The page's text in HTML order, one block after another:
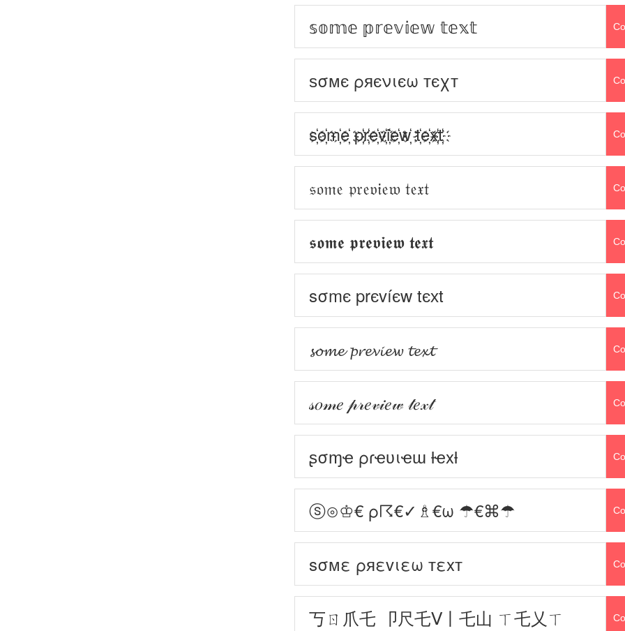
𝕤𝕠𝕞𝕖 𝕡𝕣𝕖𝕧𝕚𝕖𝕨 𝕥𝕖𝕩𝕥
ѕσмє ρяєνιєω тєχт
s҉o҉m҉e҉ p҉r҉e҉v҉i҉e҉w҉ t҉e҉x҉t҉
𝔰𝔬𝔪𝔢 𝔭𝔯𝔢𝔳𝔦𝔢𝔴 𝔱𝔢𝔵𝔱
𝖘𝖔𝖒𝖊 𝖕𝖗𝖊𝖛𝖎𝖊𝖜 𝖙𝖊𝖝𝖙
sσmє prєvíєw tєхt
𝓼𝓸𝓶𝓮 𝓹𝓻𝓮𝓿𝓲𝓮𝔀 𝓽𝓮𝔁𝓽
𝓈𝑜𝓂𝑒 𝓅𝓇𝑒𝓋𝒾𝑒𝓌 𝓉𝑒𝓍𝓉
ʂσɱҽ ρɾҽʋιҽɯ ƚҽxƚ
ⓢ⊙♔€ ρ☈€✓♗€ω ☂€⌘☂
sσмε ρяεvιεω тεxт
丂ㄖ爪乇 卩尺乇ᐯ丨乇山 ㄒ乇乂ㄒ